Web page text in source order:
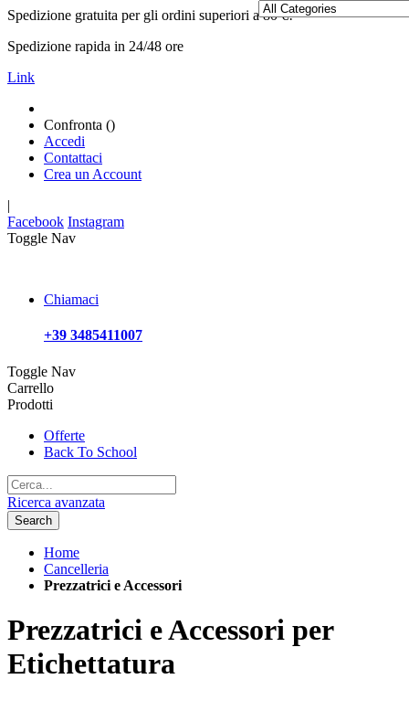
Spedizione gratuita per gli ordini superiori a 80 €!
Spedizione rapida in 24/48 ore
Link
Confronta ()
Accedi
Contattaci
Crea un Account
|
Facebook Instagram
Toggle Nav
Chiamaci
+39 3485411007
Toggle Nav
Carrello
Prodotti
Offerte
Back To School
Ricerca avanzata
Search
Home
Cancelleria
Prezzatrici e Accessori
Prezzatrici e Accessori per
Etichettatura